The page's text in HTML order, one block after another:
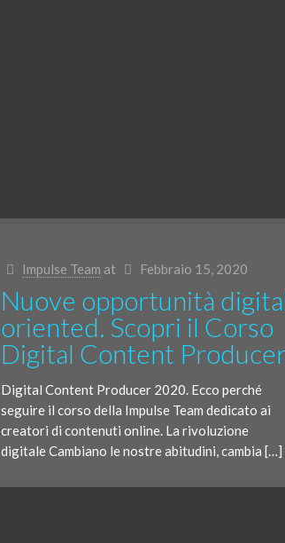
Impulse Team at Febbraio 15, 2020
Nuove opportunità
oriented. Scopri il Corso
Digital Content
Digital Content Producer 2020. Ecco perché
seguire il corso della Impulse Team dedicato ai
creatori di contenuti online. La rivoluzione
digitale Cambiano le nostre abitudini, cambia […]